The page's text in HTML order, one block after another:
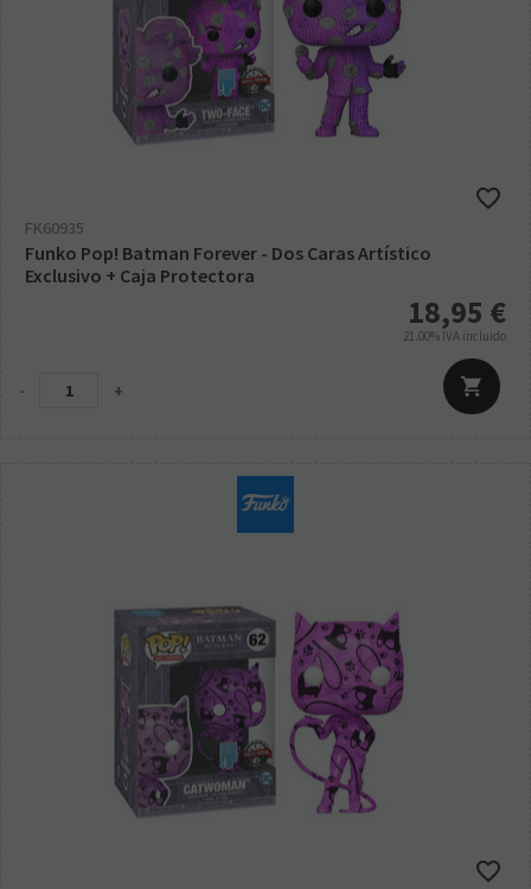
FK60935
Funko Pop! Batman Forever - Dos Caras Artístico
Exclusivo + Caja Protectora
18,95 €
21.00% IVA incluido
- +